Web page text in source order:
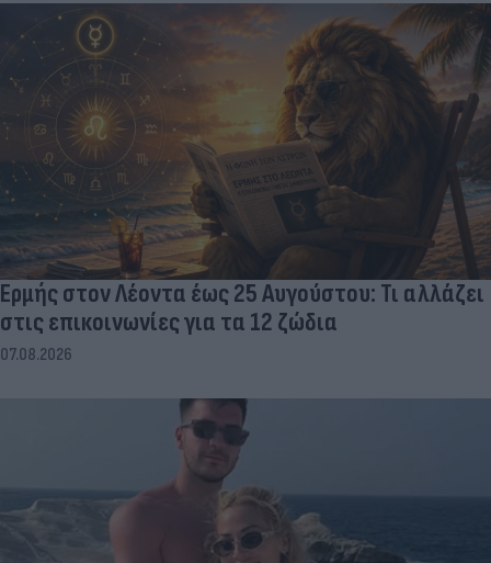
Ερμής στον Λέοντα έως 25 Αυγούστου: Τι αλλάζει
στις επικοινωνίες για τα 12 ζώδια
07.08.2026